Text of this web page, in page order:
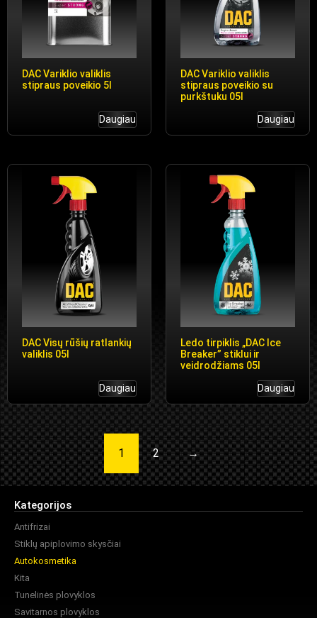
DAC Variklio valiklis
stipraus poveikio 5l
Daugiau
DAC Variklio valiklis
stipraus poveikio su
purkštuku 05l
Daugiau
DAC Visų rūšių ratlankių
valiklis 05l
Daugiau
Ledo tirpiklis „DAC Ice
Breaker” stiklui ir
veidrodžiams 05l
Daugiau
1 2 →
Kategorijos
Antifrizai
Stiklų apiplovimo skysčiai
Autokosmetika
Kita
Tunelinės plovyklos
Savitarnos plovyklos